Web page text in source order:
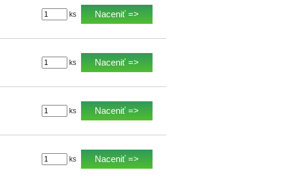
ks Naceniť =>
ks Naceniť =>
ks Naceniť =>
ks Naceniť =>